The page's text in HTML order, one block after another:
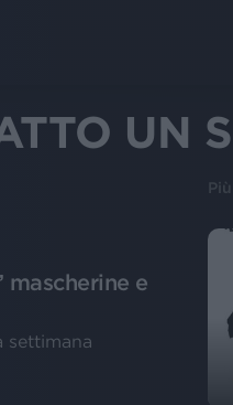
UN
mascherine e
settimana